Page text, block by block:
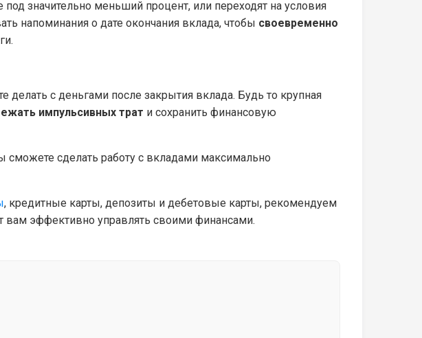
значительно меньший процент, или переходят на условия
напоминания о дате окончания вклада, чтобы своевременно
делать с деньгами после закрытия вклада. Будь то крупная
импульсивных трат и сохранить финансовую
сделать работу с вкладами максимально
, кредитные карты, депозиты и дебетовые карты, рекомендуем
вам эффективно управлять своими финансами.